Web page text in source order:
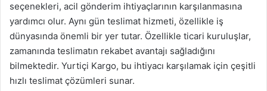
seçenekleri, acil gönderim ihtiyaçlarının karşılanmasına
yardımcı olur. Aynı gün teslimat hizmeti, özellikle iş
dünyasında önemli bir yer tutar. Özellikle ticari kuruluşlar,
zamanında teslimatın rekabet avantajı sağladığını
bilmektedir. Yurtiçi Kargo, bu ihtiyacı karşılamak için çeşitli
hızlı teslimat çözümleri sunar.